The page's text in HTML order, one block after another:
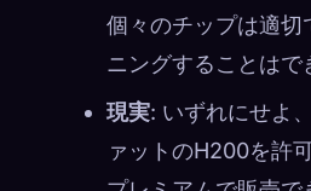
個々のチップは適
ニングすることはで
現実: いずれにせよ
ァットのH200を許